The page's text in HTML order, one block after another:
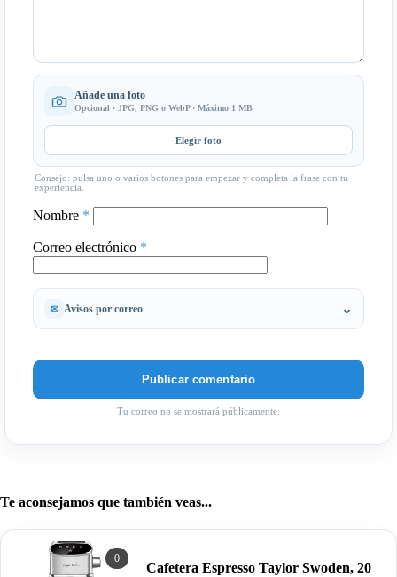
Añade una foto
Opcional · JPG, PNG o WebP · Máximo 1 MB
Elegir foto
Consejo: pulsa uno o varios botones para empezar y completa la frase con tu
experiencia.
Nombre *
Correo electrónico *
Avisos por correo
Tu correo no se mostrará públicamente.
Te aconsejamos que también veas...
0
Cafetera Espresso Taylor Swoden, 20